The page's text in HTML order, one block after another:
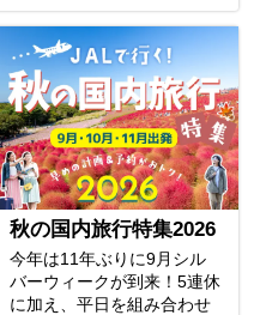
秋の国内旅行特集2026
今年は11年ぶりに9月シル
バーウィークが到来！5連休
に加え、平日を組み合わせ